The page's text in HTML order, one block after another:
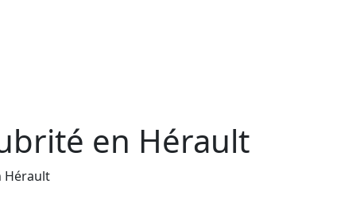
en Hérault
Hérault